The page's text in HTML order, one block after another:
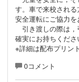
す。車で来校され
安全運転にご協力を
引き渡しの際は，
確実にお持ちくださ
※詳細は配布プリン
0コメント